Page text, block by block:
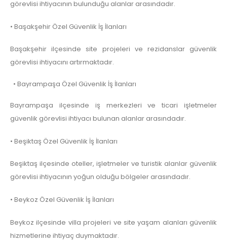
görevlisi ihtiyacının bulunduğu alanlar arasındadır.
• Başakşehir Özel Güvenlik İş İlanları
Başakşehir ilçesinde site projeleri ve rezidanslar güvenlik
görevlisi ihtiyacını artırmaktadır.
• Bayrampaşa Özel Güvenlik İş İlanları
Bayrampaşa ilçesinde iş merkezleri ve ticari işletmeler
güvenlik görevlisi ihtiyacı bulunan alanlar arasındadır.
• Beşiktaş Özel Güvenlik İş İlanları
Beşiktaş ilçesinde oteller, işletmeler ve turistik alanlar güvenlik
görevlisi ihtiyacının yoğun olduğu bölgeler arasındadır.
• Beykoz Özel Güvenlik İş İlanları
Beykoz ilçesinde villa projeleri ve site yaşam alanları güvenlik
hizmetlerine ihtiyaç duymaktadır.